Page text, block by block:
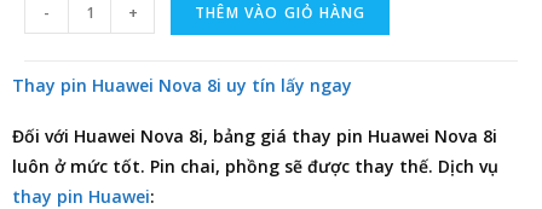
- + THÊM VÀO GIỎ HÀNG
Thay pin Huawei Nova 8i uy tín lấy ngay
Đối với Huawei Nova 8i, bảng giá thay pin Huawei Nova 8i
luôn ở mức tốt. Pin chai, phồng sẽ được thay thế. Dịch vụ
thay pin Huawei: